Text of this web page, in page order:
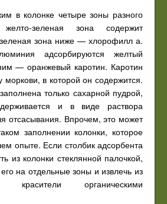
в колонке четыре зоны разного
зеленая зона содержит
зона ниже — хлорофилл а.
адсорбируются желтый
— оранжевый каротин. Каротин
моркови, в которой он содержится.
только сахарной пудрой,
и в виде раствора
отсасывания. Впрочем, это может
заполнении колонки, которое
опыте. Если столбик адсорбента
из колонки стеклянной палочкой,
на отдельные зоны и извлечь из
органическими